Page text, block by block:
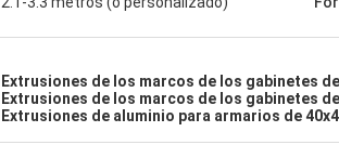
Extrusiones de los marcos de los gabinetes
Extrusiones de los marcos de los gabinetes
Extrusiones de aluminio para armarios de